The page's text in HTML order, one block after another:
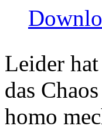
Leider
das
homo